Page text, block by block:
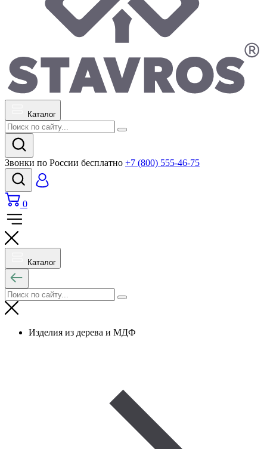
Каталог
Звонки по России бесплатно +7 (800) 555-46-75
0
Каталог
Изделия из дерева и МДФ